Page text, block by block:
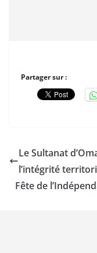
Partager sur :
Le Sultanat
l’intégrité
Fête de